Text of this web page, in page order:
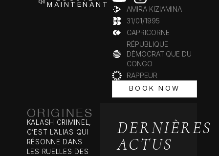
MAINTENANT
AMIRA KIZIAMINA
31/01/1995
CAPRICORNE
RÉPUBLIQUE
DÉMOCRATIQUE DU
CONGO
RAPPEUR
BOOK NOW
ORIGINES
KALASH CRIMINEL,
C’EST L’ALIAS QUI
RÉSONNE DANS
LES RUELLES DES
DERNIÈRES
ACTUS